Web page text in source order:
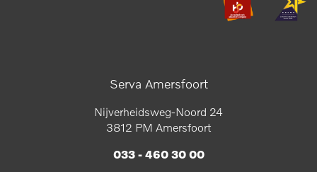
Serva Amersfoort
Nijverheidsweg-Noord 24
3812 PM Amersfoort
033 - 460 30 00